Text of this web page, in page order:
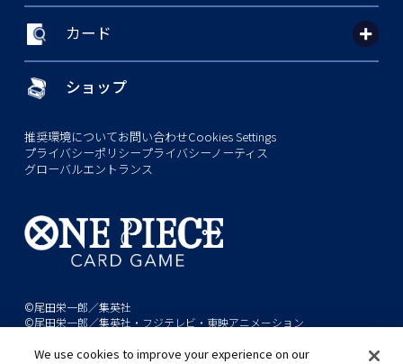
カード
ショップ
推奨環境についてお問い合わせCookies Settings
プライバシーポリシープライバシーノーティス
グローバルエントランス
©尾田栄一郎／集英社
©尾田栄一郎／集英社・フジテレビ・東映アニメーション
We use cookies to improve your experience on our